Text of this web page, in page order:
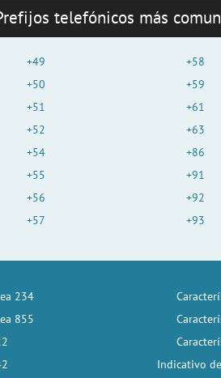
telefónicos más
+49
+50
+51
+52
+54
+55
+56
+57
+58
+59
+61
+63
+86
+91
+92
+93
234
855
Indicativo